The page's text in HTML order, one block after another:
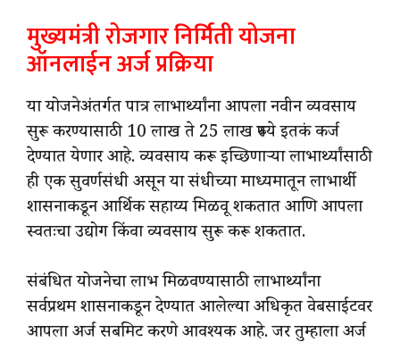
मुख्यमंत्री रोजगार निर्मिती योजना
ऑनलाईन अर्ज प्रक्रिया
या योजनेअंतर्गत पात्र लाभार्थ्यांना आपला नवीन व्यवसाय
सुरू करण्यासाठी 10 लाख ते 25 लाख रुपये इतकं कर्ज
देण्यात येणार आहे. व्यवसाय करू इच्छिणाऱ्या लाभार्थ्यांसाठी
ही एक सुवर्णसंधी असून या संधीच्या माध्यमातून लाभार्थी
शासनाकडून आर्थिक सहाय्य मिळवू शकतात आणि आपला
स्वतःचा उद्योग किंवा व्यवसाय सुरू करू शकतात.
संबंधित योजनेचा लाभ मिळवण्यासाठी लाभार्थ्यांना
सर्वप्रथम शासनाकडून देण्यात आलेल्या अधिकृत वेबसाईटवर
आपला अर्ज सबमिट करणे आवश्यक आहे. जर तुम्हाला अर्ज